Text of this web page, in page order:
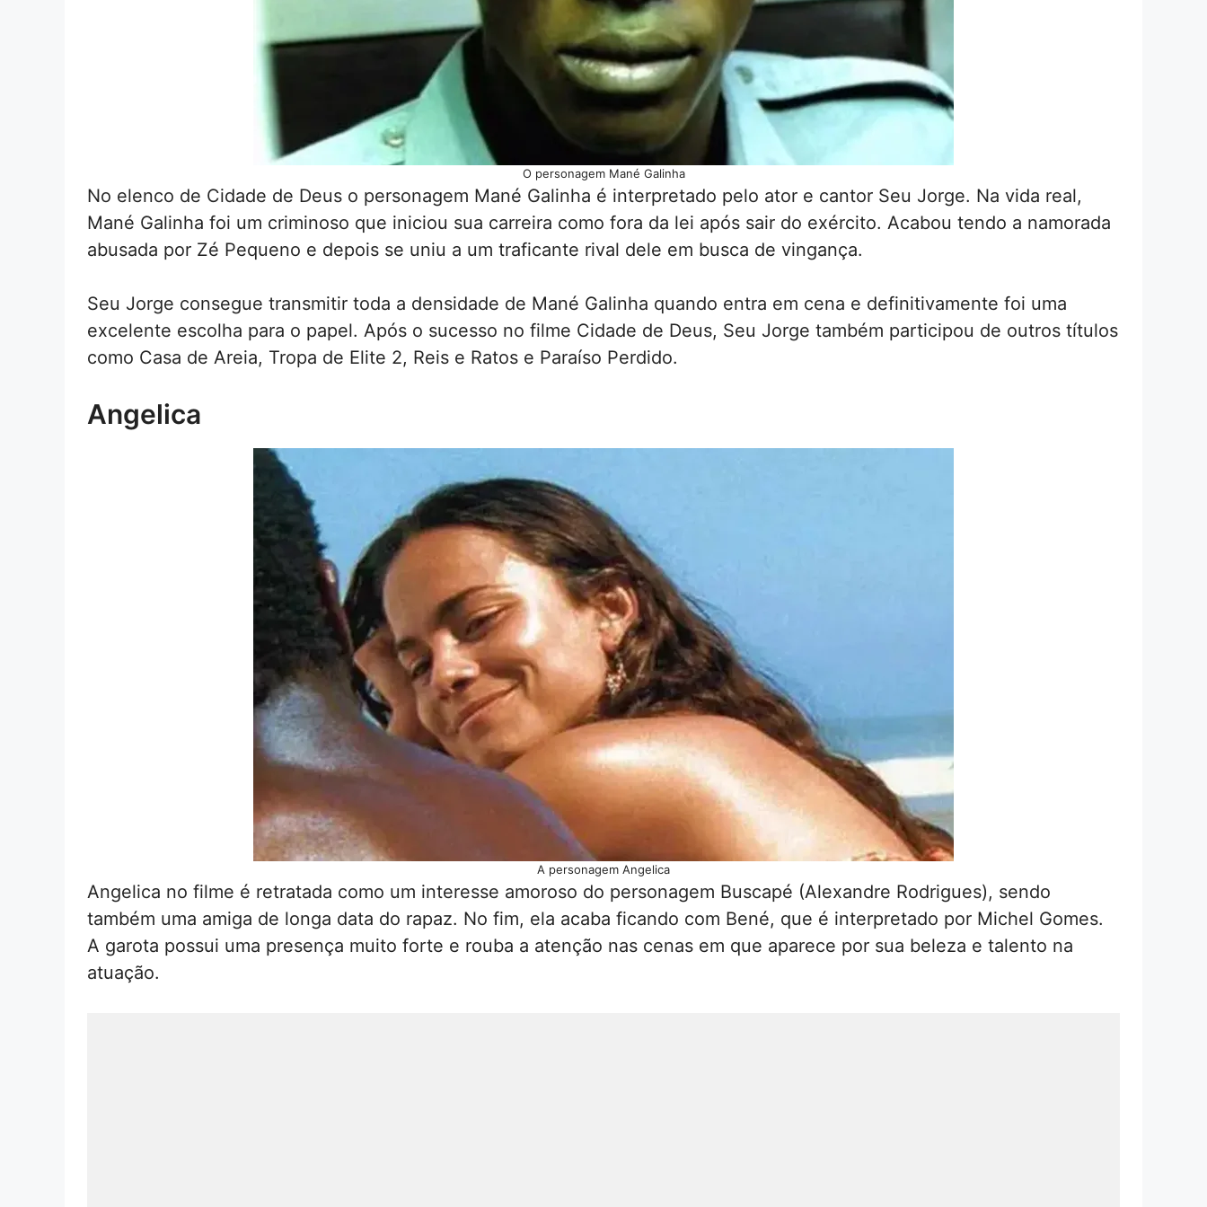
O personagem Mané Galinha
No elenco de Cidade de Deus o personagem Mané Galinha é interpretado pelo ator e cantor Seu Jorge. Na vida real,
Mané Galinha foi um criminoso que iniciou sua carreira como fora da lei após sair do exército. Acabou tendo a namorada
abusada por Zé Pequeno e depois se uniu a um traficante rival dele em busca de vingança.
Seu Jorge consegue transmitir toda a densidade de Mané Galinha quando entra em cena e definitivamente foi uma
excelente escolha para o papel. Após o sucesso no filme Cidade de Deus, Seu Jorge também participou de outros títulos
como Casa de Areia, Tropa de Elite 2, Reis e Ratos e Paraíso Perdido.
Angelica
A personagem Angelica
Angelica no filme é retratada como um interesse amoroso do personagem Buscapé (Alexandre Rodrigues), sendo
também uma amiga de longa data do rapaz. No fim, ela acaba ficando com Bené, que é interpretado por Michel Gomes.
A garota possui uma presença muito forte e rouba a atenção nas cenas em que aparece por sua beleza e talento na
atuação.